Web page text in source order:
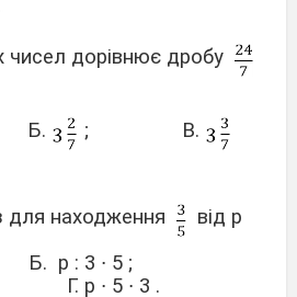
чисел дорівнює дробу
; В.
для находження
від р
; Б. р : 3 ∙ 5 ;
Г. р ∙ 5 ∙ 3 .